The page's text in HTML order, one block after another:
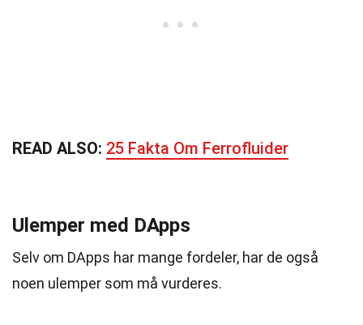
READ ALSO: 25 Fakta Om Ferrofluider
Ulemper med DApps
Selv om DApps har mange fordeler, har de også
noen ulemper som må vurderes.